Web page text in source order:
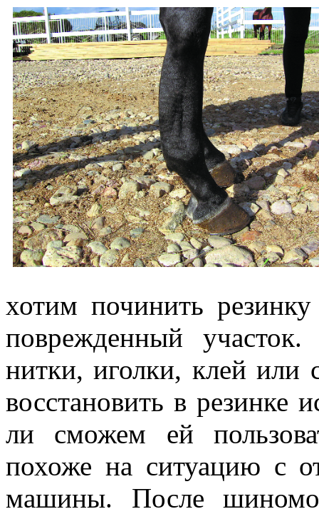
хотим починить
поврежденный
нитки, иголки, клей или
восстановить в резинке
ли сможем ей
похоже на ситуацию с
машины. После